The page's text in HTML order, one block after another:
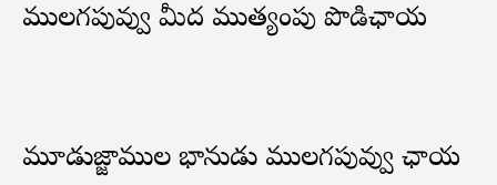
ములగపువ్వు మీద ముత్యంపు పొడిఛాయ
మూడుజ్జాముల భానుడు ములగపువ్వు ఛాయ